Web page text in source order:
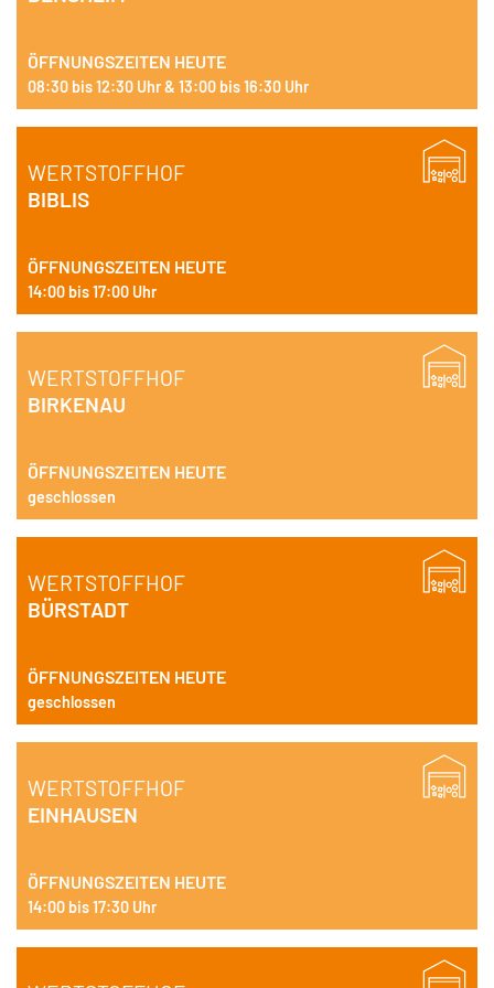
ÖFFNUNGSZEITEN HEUTE
08:30 bis 12:30 Uhr & 13:00 bis 16:30 Uhr
WERTSTOFFHOF
BIBLIS
ÖFFNUNGSZEITEN HEUTE
14:00 bis 17:00 Uhr
WERTSTOFFHOF
BIRKENAU
ÖFFNUNGSZEITEN HEUTE
geschlossen
ACHTUNG: BIS MITTE AUGUST
GESCHLOSSEN!
WERTSTOFFHOF
BÜRSTADT
ÖFFNUNGSZEITEN HEUTE
geschlossen
WERTSTOFFHOF
EINHAUSEN
ÖFFNUNGSZEITEN HEUTE
14:00 bis 17:30 Uhr